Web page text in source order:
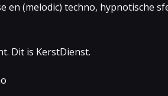
en (melodic) techno, hypnotische
Dit is KerstDienst.